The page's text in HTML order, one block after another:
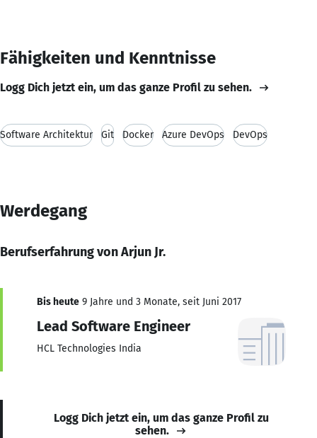
Fähigkeiten und Kenntnisse
Logg Dich jetzt ein, um das ganze Profil zu sehen.
Software Architektur Git Docker Azure DevOps DevOps
Werdegang
Berufserfahrung von Arjun Jr.
Bis heute 9 Jahre und 3 Monate, seit Juni 2017
Lead Software Engineer
HCL Technologies India
Logg Dich jetzt ein, um das ganze Profil zu
sehen.